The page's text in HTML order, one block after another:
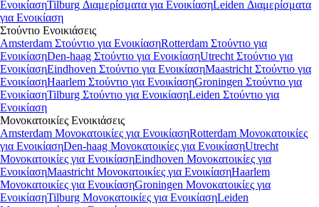
ΕνοικίασηTilburg Διαμερίσματα για ΕνοικίασηLeiden Διαμερίσματα
για Ενοικίαση
Στούντιο Ενοικιάσεις
Amsterdam Στούντιο για ΕνοικίασηRotterdam Στούντιο για
ΕνοικίασηDen-haag Στούντιο για ΕνοικίασηUtrecht Στούντιο για
ΕνοικίασηEindhoven Στούντιο για ΕνοικίασηMaastricht Στούντιο για
ΕνοικίασηHaarlem Στούντιο για ΕνοικίασηGroningen Στούντιο για
ΕνοικίασηTilburg Στούντιο για ΕνοικίασηLeiden Στούντιο για
Ενοικίαση
Μονοκατοικίες Ενοικιάσεις
Amsterdam Μονοκατοικίες για ΕνοικίασηRotterdam Μονοκατοικίες
για ΕνοικίασηDen-haag Μονοκατοικίες για ΕνοικίασηUtrecht
Μονοκατοικίες για ΕνοικίασηEindhoven Μονοκατοικίες για
ΕνοικίασηMaastricht Μονοκατοικίες για ΕνοικίασηHaarlem
Μονοκατοικίες για ΕνοικίασηGroningen Μονοκατοικίες για
ΕνοικίασηTilburg Μονοκατοικίες για ΕνοικίασηLeiden